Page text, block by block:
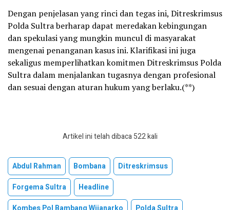
Dengan penjelasan yang rinci dan tegas ini, Ditreskrimsus
Polda Sultra berharap dapat meredakan kebingungan
dan spekulasi yang mungkin muncul di masyarakat
mengenai penanganan kasus ini. Klarifikasi ini juga
sekaligus memperlihatkan komitmen Ditreskrimsus Polda
Sultra dalam menjalankan tugasnya dengan profesional
dan sesuai dengan aturan hukum yang berlaku.(**)
Artikel ini telah dibaca 522 kali
Abdul Rahman Bombana
Ditreskrimsus
Forgema Sultra
Headline